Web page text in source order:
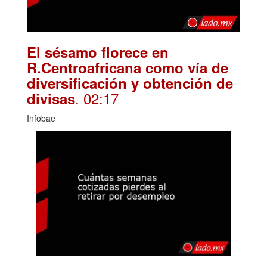
El sésamo florece en
R.Centroafricana como vía de
diversificación y obtención de
divisas. 02:17
Infobae